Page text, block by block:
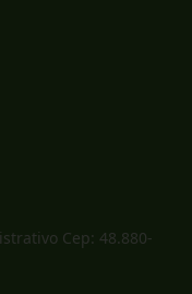
Cep: 48.880-